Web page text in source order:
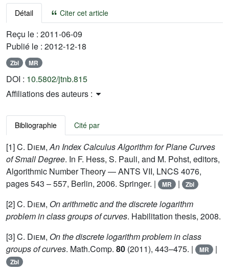
Détail Citer cet article
Reçu le : 2011-06-09
Publié le : 2012-12-18
Zbl MR
DOI : 10.5802/jtnb.815
Affiliations des auteurs :
Bibliographie Cité par
[1]C. Diem,An Index Calculus Algorithm for Plane Curves
of Small Degree. In F. Hess, S. Pauli, and M. Pohst, editors,
Algorithmic Number Theory — ANTS VII, LNCS 4076,
pages 543 – 557, Berlin, 2006. Springer. |
MR | Zbl
[2]C. Diem, On arithmetic and the discrete logarithm
problem in class groups of curves. Habilitation thesis, 2008.
[3]C. Diem, On the discrete logarithm problem in class
groups of curves. Math.Comp. 80 (2011), 443–475. | MR |
Zbl